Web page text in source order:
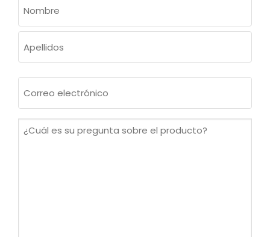
(OBLIGATORIO)
Nombre
electrónico
¿Cuál